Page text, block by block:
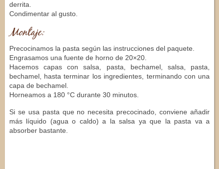
derrita.
Condimentar al gusto.
Montaje:
Precocinamos la pasta según las instrucciones del paquete.
Engrasamos una fuente de horno de 20×20.
Hacemos capas con salsa, pasta, bechamel, salsa, pasta,
bechamel, hasta terminar los ingredientes, terminando con una
capa de bechamel.
Horneamos a 180 °C durante 30 minutos.
Si se usa pasta que no necesita precocinado, conviene añadir
más líquido (agua o caldo) a la salsa ya que la pasta va a
absorber bastante.